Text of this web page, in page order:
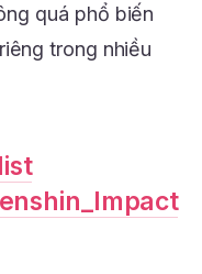
quá phổ biến
trong nhiều